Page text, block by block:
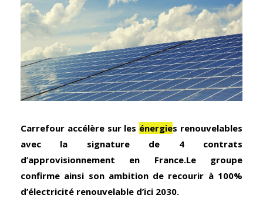
Carrefour accélère sur les énergies renouvelables
avec la signature de 4 contrats
d’approvisionnement en France.Le groupe
confirme ainsi son ambition de recourir à 100%
d’électricité renouvelable d’ici 2030.